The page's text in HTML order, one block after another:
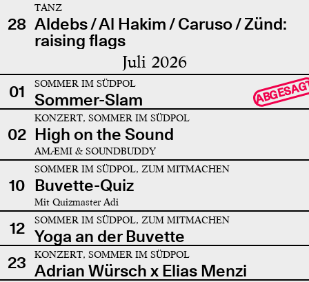
28
TANZ
Aldebs / Al Hakim / Caruso / Zünd:
raising flags
Juli 2026
01 SOMMER IM SÜDPOL
Sommer-Slam
02
KONZERT, SOMMER IM SÜDPOL
High on the Sound
AMÆMI & SOUNDBUDDY
10
SOMMER IM SÜDPOL, ZUM MITMACHEN
Buvette-Quiz
Mit Quizmaster Adi
12 SOMMER IM SÜDPOL, ZUM MITMACHEN
Yoga an der Buvette
23
KONZERT, SOMMER IM SÜDPOL
Adrian Würsch x Elias Menzi